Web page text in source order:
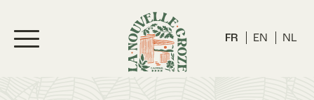
FR EN NL